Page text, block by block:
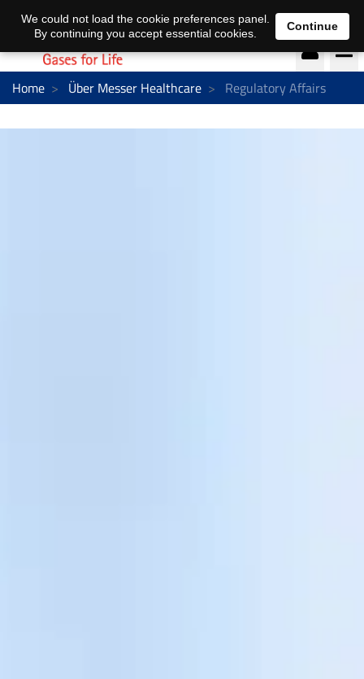
DE EN
Home Über Messer Healthcare Regulatory Affairs
We could not load the cookie preferences panel.
By continuing you accept essential cookies.
Continue